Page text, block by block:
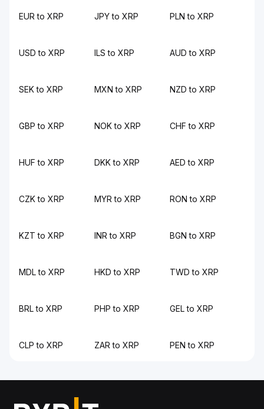
EUR to XRP JPY to XRP PLN to XRP
USD to XRP ILS to XRP AUD to XRP
SEK to XRP MXN to XRP NZD to XRP
GBP to XRP NOK to XRP CHF to XRP
HUF to XRP DKK to XRP AED to XRP
CZK to XRP MYR to XRP RON to XRP
KZT to XRP INR to XRP BGN to XRP
MDL to XRP HKD to XRP TWD to XRP
BRL to XRP PHP to XRP GEL to XRP
CLP to XRP ZAR to XRP PEN to XRP